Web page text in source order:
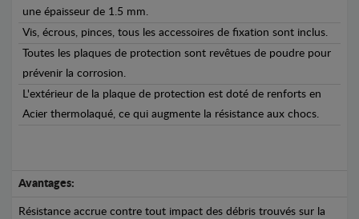
une épaisseur de 1.5 mm.
Vis, écrous, pinces, tous les accessoires de fixation sont inclus.
Toutes les plaques de protection sont revêtues de poudre pour
prévenir la corrosion.
L'extérieur de la plaque de protection est doté de renforts en
Acier thermolaqué, ce qui augmente la résistance aux chocs.
Avantages:
Résistance accrue contre tout impact des débris trouvés sur la